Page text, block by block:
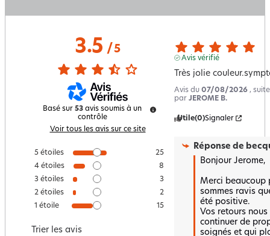
3.5/ 5
Basé sur 53 avis soumis à un
contrôle
Voir tous les avis sur ce site
5 étoiles
25
4 étoiles
8
3 étoiles
3
2 étoiles
2
1 étoile 15
Trier les avis
Avis vérifié
Très jolie
Avis du 07/08/2026 ,
par JEROME B.
Utile(0)Signaler
Réponse de
Bonjour Jerome,
Merci beaucoup
sommes ravis
été positive.
Vos retours
continuer de
soignés et qui